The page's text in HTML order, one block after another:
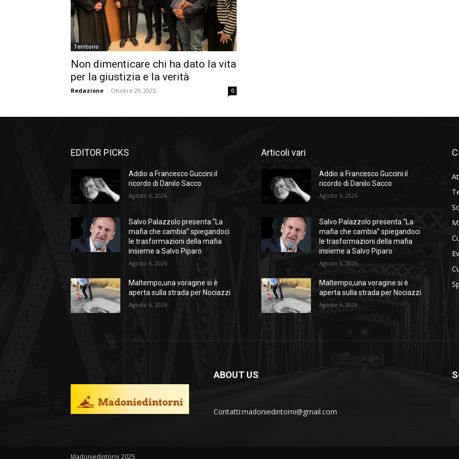
Territorio
Non dimenticare chi ha dato la vita
per la giustizia e la verità
Redazione - Ottobre 29, 2025 0
EDITOR PICKS
Addio a Francesco Guccini:il
ricordo di Danilo Sacco
Agosto 6, 2026
Salvo Palazzolo presenta “La
mafia che cambia” spiegandoci
le trasformazioni della mafia
insieme a Salvo Piparo
Agosto 6, 2026
Maltempo,una voragine si è
aperta sulla strada per Nociazzi
Agosto 6, 2026
Articoli vari
Addio a Francesco Guccini:il
ricordo di Danilo Sacco
Agosto 6, 2026
Salvo Palazzolo presenta “La
mafia che cambia” spiegandoci
le trasformazioni della mafia
insieme a Salvo Piparo
Agosto 6, 2026
Maltempo,una voragine si è
aperta sulla strada per Nociazzi
Agosto 6, 2026
ABOUT US
Contatti:madoniedintorni@gmail.com
Madoniedintorni 2025